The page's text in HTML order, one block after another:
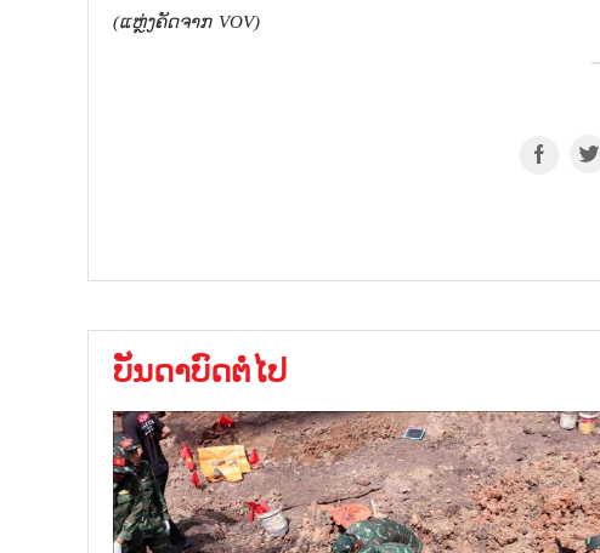
(ແຫຼ່ງຄັດຈາກ VOV)
ບັນດາບົດຕໍ່ໄປ